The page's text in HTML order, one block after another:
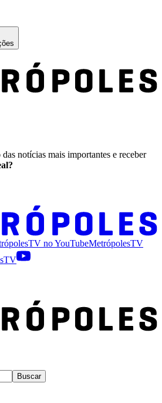
notícias mais importantes e receber
noYouTubeMetrópolesTV
Buscar